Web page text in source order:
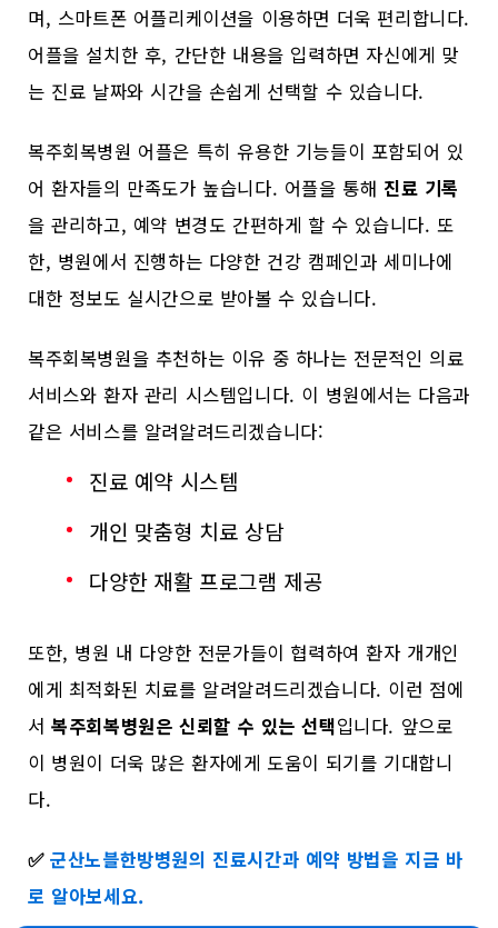
며, 스마트폰 어플리케이션을 이용하면 더욱 편리합니다.
어플을 설치한 후, 간단한 내용을 입력하면 자신에게 맞
는 진료 날짜와 시간을 손쉽게 선택할 수 있습니다.
복주회복병원 어플은 특히 유용한 기능들이 포함되어 있
어 환자들의 만족도가 높습니다. 어플을 통해 진료 기록
을 관리하고, 예약 변경도 간편하게 할 수 있습니다. 또
한, 병원에서 진행하는 다양한 건강 캠페인과 세미나에
대한 정보도 실시간으로 받아볼 수 있습니다.
복주회복병원을 추천하는 이유 중 하나는 전문적인 의료
서비스와 환자 관리 시스템입니다. 이 병원에서는 다음과
같은 서비스를 알려알려드리겠습니다:
진료 예약 시스템
개인 맞춤형 치료 상담
다양한 재활 프로그램 제공
또한, 병원 내 다양한 전문가들이 협력하여 환자 개개인
에게 최적화된 치료를 알려알려드리겠습니다. 이런 점에
서복주회복병원은 신뢰할 수 있는 선택입니다. 앞으로
이 병원이 더욱 많은 환자에게 도움이 되기를 기대합니
다.
✅군산노블한방병원의 진료시간과 예약 방법을 지금 바
로 알아보세요.